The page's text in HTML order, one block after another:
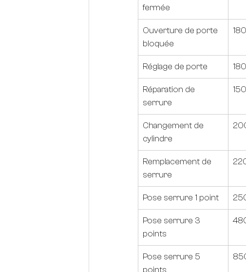
fermée
Ouverture de porte
bloquée
180
Réglage de porte 180
Réparation de
serrure
150
Changement de
cylindre
Remplacement de
serrure
Pose serrure 1 point
Pose serrure 3
points
Pose serrure 5
points